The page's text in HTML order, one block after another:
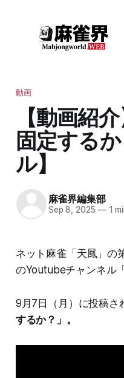
動画
【動画紹
固定する
ル】
麻雀界編集部
Sep 8, 2025 —1
ネット麻雀「天鳳」の
のYoutubeチャンネル
9月7日（月）に投稿さ
するか？」。